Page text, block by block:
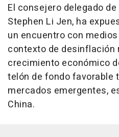
El consejero delegado
Stephen Li Jen, ha
un encuentro con
contexto de desinflación
crecimiento económico
telón de fondo favorable
mercados emergentes,
China.